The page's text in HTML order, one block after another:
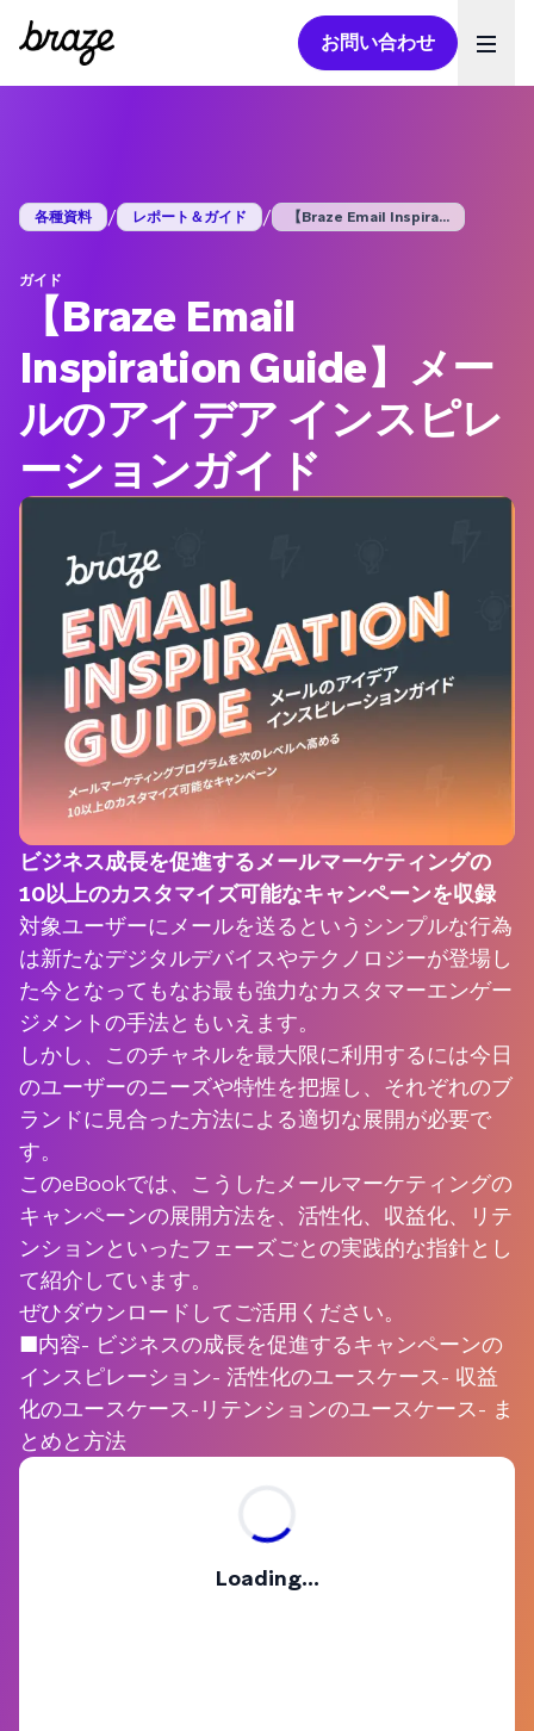
お問い合わせ
各種資料 / レポート＆ガイド / 【Braze Email Inspira...
ガイド
【Braze Email
Inspiration Guide】メー
ルのアイデア インスピレ
ーションガイド
ビジネス成長を促進するメールマーケティングの
10以上のカスタマイズ可能なキャンペーンを収録
対象ユーザーにメールを送るというシンプルな行為
は新たなデジタルデバイスやテクノロジーが登場し
た今となってもなお最も強力なカスタマーエンゲー
ジメントの手法ともいえます。
しかし、このチャネルを最大限に利用するには今日
のユーザーのニーズや特性を把握し、それぞれのブ
ランドに見合った方法による適切な展開が必要で
す。
このeBookでは、こうしたメールマーケティングの
キャンペーンの展開方法を、活性化、収益化、リテ
ンションといったフェーズごとの実践的な指針とし
て紹介しています。
ぜひダウンロードしてご活用ください。
■内容- ビジネスの成長を促進するキャンペーンの
インスピレーション- 活性化のユースケース- 収益
化のユースケース-リテンションのユースケース- ま
とめと方法
Loading...